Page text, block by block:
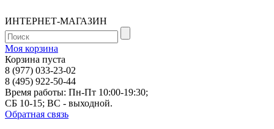
ИНТЕРНЕТ-МАГАЗИН
Моя корзина
Корзина пуста
8 (977) 033-23-02
8 (495) 922-50-44
Время работы: Пн-Пт 10:00-19:30;
СБ 10-15; ВС - выходной.
Обратная связь